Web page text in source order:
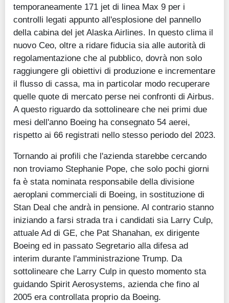
temporaneamente 171 jet di linea Max 9 per i
controlli legati appunto all'esplosione del pannello
della cabina del jet Alaska Airlines. In questo clima il
nuovo Ceo, oltre a ridare fiducia sia alle autorità di
regolamentazione che al pubblico, dovrà non solo
raggiungere gli obiettivi di produzione e incrementare
il flusso di cassa, ma in particolar modo recuperare
quelle quote di mercato perse nei confronti di Airbus.
A questo riguardo da sottolineare che nei primi due
mesi dell'anno Boeing ha consegnato 54 aerei,
rispetto ai 66 registrati nello stesso periodo del 2023.
Tornando ai profili che l'azienda starebbe cercando
non troviamo Stephanie Pope, che solo pochi giorni
fa è stata nominata responsabile della divisione
aeroplani commerciali di Boeing, in sostituzione di
Stan Deal che andrà in pensione. Al contrario stanno
iniziando a farsi strada tra i candidati sia Larry Culp,
attuale Ad di GE, che Pat Shanahan, ex dirigente
Boeing ed in passato Segretario alla difesa ad
interim durante l'amministrazione Trump. Da
sottolineare che Larry Culp in questo momento sta
guidando Spirit Aerosystems, azienda che fino al
2005 era controllata proprio da Boeing.